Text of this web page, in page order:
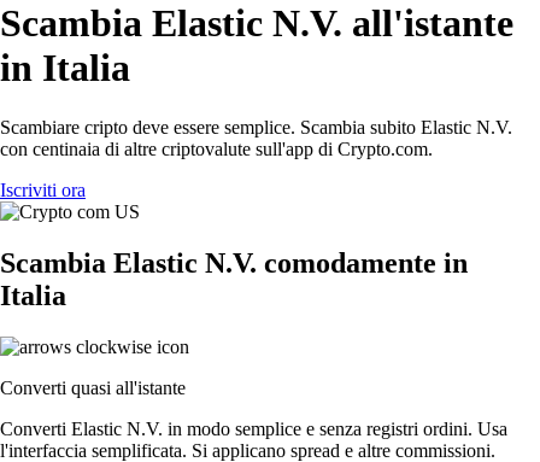
Scambia Elastic N.V. all'istante
in Italia
Scambiare cripto deve essere semplice. Scambia subito Elastic N.V.
con centinaia di altre criptovalute sull'app di Crypto.com.
Iscriviti ora
Scambia Elastic N.V. comodamente in
Italia
Converti quasi all'istante
Converti Elastic N.V. in modo semplice e senza registri ordini. Usa
l'interfaccia semplificata. Si applicano spread e altre commissioni.